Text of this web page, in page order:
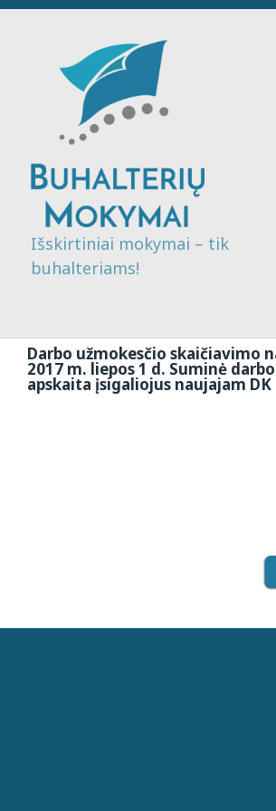
Išskirtiniai mokymai – tik
buhalteriams!
Darbo užmokesčio skaičiavimo
2017 m. liepos 1 d. Suminė
apskaita įsigaliojus naujajam DK